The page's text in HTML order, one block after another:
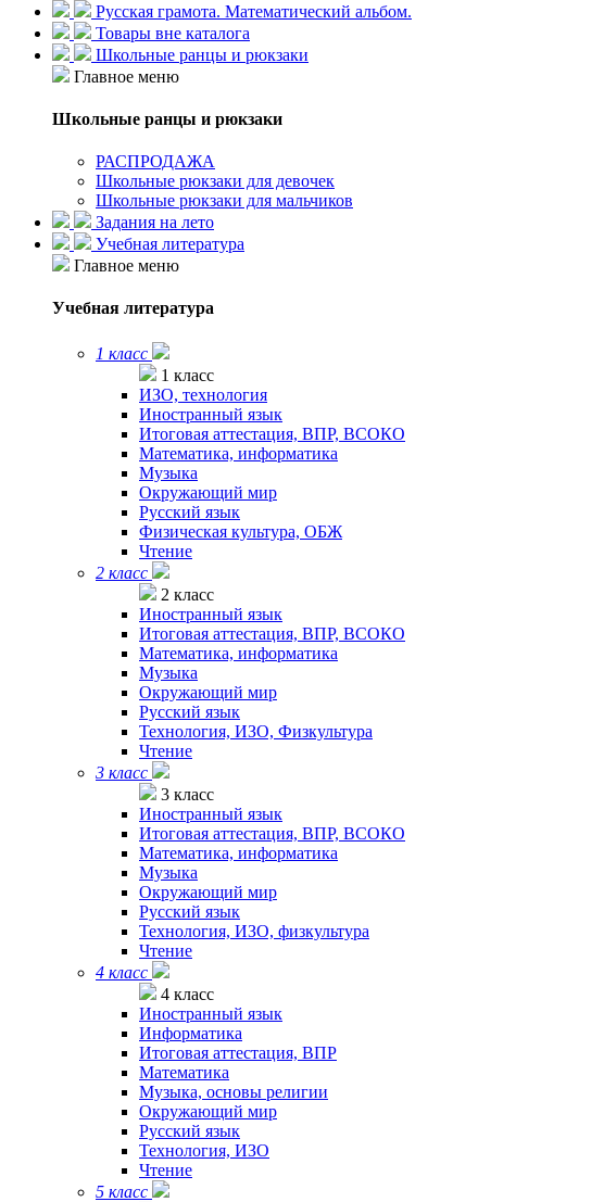
Русская грамота. Математический альбом.
Товары вне каталога
Школьные ранцы и рюкзаки
Главное меню
Школьные ранцы и рюкзаки
РАСПРОДАЖА
Школьные рюкзаки для девочек
Школьные рюкзаки для мальчиков
Задания на лето
Учебная литература
Главное меню
Учебная литература
1 класс
1 класс
ИЗО, технология
Иностранный язык
Итоговая аттестация, ВПР, ВСОКО
Математика, информатика
Музыка
Окружающий мир
Русский язык
Физическая культура, ОБЖ
Чтение
2 класс
2 класс
Иностранный язык
Итоговая аттестация, ВПР, ВСОКО
Математика, информатика
Музыка
Окружающий мир
Русский язык
Технология, ИЗО, Физкультура
Чтение
3 класс
3 класс
Иностранный язык
Итоговая аттестация, ВПР, ВСОКО
Математика, информатика
Музыка
Окружающий мир
Русский язык
Технология, ИЗО, физкультура
Чтение
4 класс
4 класс
Иностранный язык
Информатика
Итоговая аттестация, ВПР
Математика
Музыка, основы религии
Окружающий мир
Русский язык
Технология, ИЗО
Чтение
5 класс